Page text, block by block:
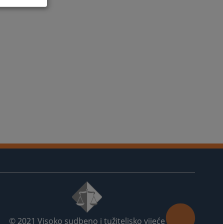
© 2021 Visoko sudbeno i tužiteljsko vijeće